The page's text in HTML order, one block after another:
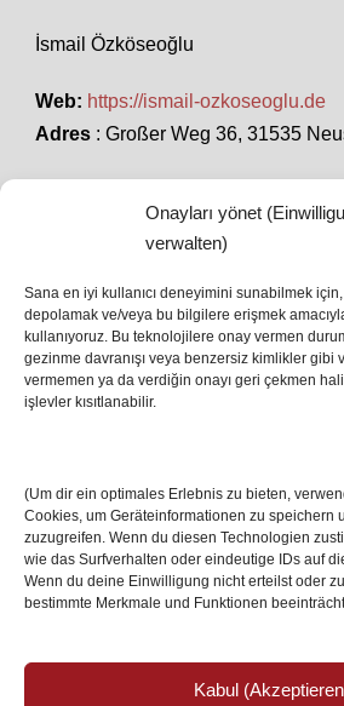
Onayları yönet
verwalten)
Sana en iyi kullanıcı deneyimini sunabilmek
depolamak ve/veya bu bilgilere erişmek
kullanıyoruz. Bu teknolojilere onay vermen
gezinme davranışı veya benzersiz kimlikler gibi
vermemen ya da verdiğin onayı geri çekmen
işlevler kısıtlanabilir.
(Um dir ein optimales Erlebnis zu bieten,
Cookies, um Geräteinformationen zu speichern
zuzugreifen. Wenn du diesen Technologien
wie das Surfverhalten oder eindeutige IDs auf
Wenn du deine Einwilligung nicht erteilst oder
bestimmte Merkmale und Funktionen
Kabul
İsmail Özköseoğlu
Web: https://ismail-ozkoseoglu.de
Adres : Großer Weg 36, 31535
SON HABERLER
İstanbul’da Avrupa Ligi
Villa Boğaz’da Tarih
08 May 2026
17 Nis 2026